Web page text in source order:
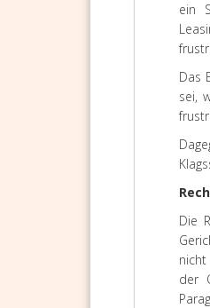
ein
Das
sei,
Die
nicht
der